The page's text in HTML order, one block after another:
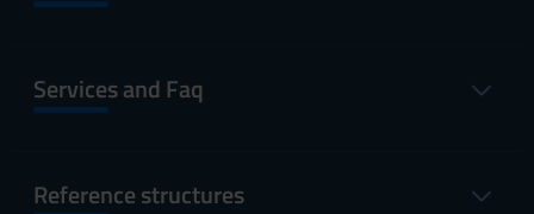
Services and Faq
Reference structures